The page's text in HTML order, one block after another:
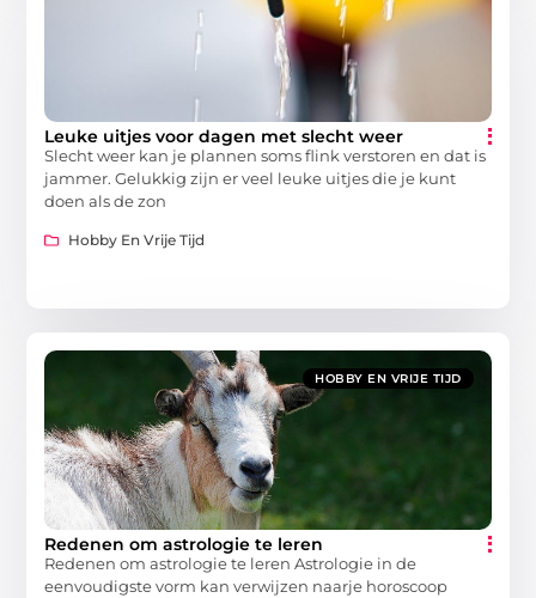
Leuke uitjes voor dagen met slecht weer
Slecht weer kan je plannen soms flink verstoren en dat is
jammer. Gelukkig zijn er veel leuke uitjes die je kunt
doen als de zon
Hobby En Vrije Tijd
HOBBY EN VRIJE TIJD
Redenen om astrologie te leren
Redenen om astrologie te leren Astrologie in de
eenvoudigste vorm kan verwijzen naarje horoscoop